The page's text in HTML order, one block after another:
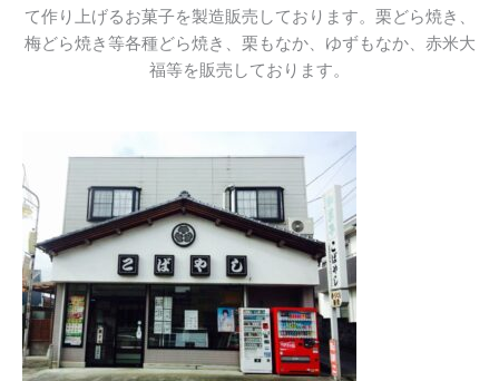
て作り上げるお菓子を製造販売しております。栗どら焼き、
梅どら焼き等各種どら焼き、栗もなか、ゆずもなか、赤米大
福等を販売しております。